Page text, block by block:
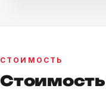
СТОИМОСТЬ